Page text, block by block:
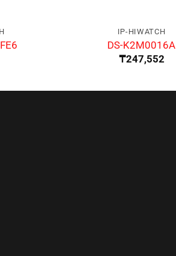
IP-HIWATCH
DS-K2M0016A
₸247,552